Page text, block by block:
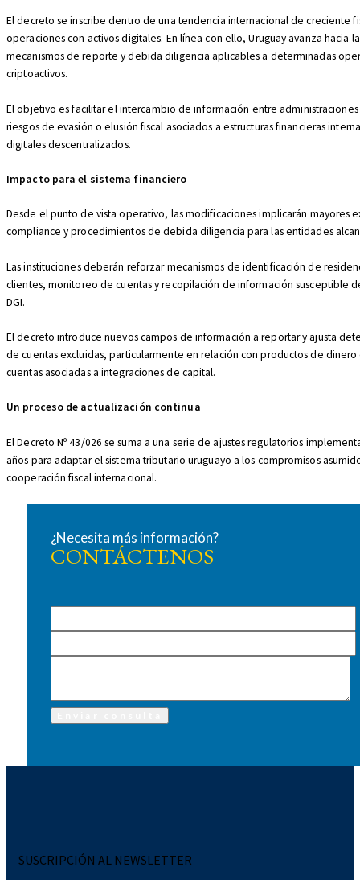
El decreto se inscribe dentro de una tendencia internacional de creciente
operaciones con activos digitales. En línea con ello, Uruguay avanza hacia
mecanismos de reporte y debida diligencia aplicables a determinadas
criptoactivos.
El objetivo es facilitar el intercambio de información entre
riesgos de evasión o elusión fiscal asociados a estructuras financieras
digitales descentralizados.
Impacto para el sistema financiero
Desde el punto de vista operativo, las modificaciones implicarán mayores
compliance y procedimientos de debida diligencia para las entidades
Las instituciones deberán reforzar mecanismos de identificación de
clientes, monitoreo de cuentas y recopilación de información susceptible
DGI.
El decreto introduce nuevos campos de información a reportar y ajusta
de cuentas excluidas, particularmente en relación con productos de
cuentas asociadas a integraciones de capital.
Un proceso de actualización continua
El Decreto Nº 43/026 se suma a una serie de ajustes regulatorios
años para adaptar el sistema tributario uruguayo a los compromisos
cooperación fiscal internacional.
¿Necesita más información?
CONTÁCTENOS
SUSCRIPCIÓN AL NEWSLETTER